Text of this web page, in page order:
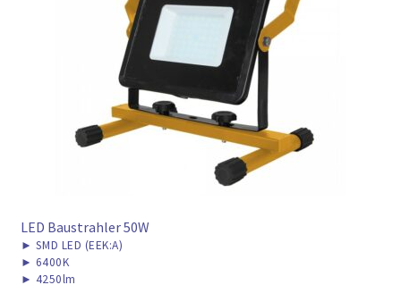
LED Baustrahler 50W
► SMD LED (EEK:A)
► 6400K
► 4250lm